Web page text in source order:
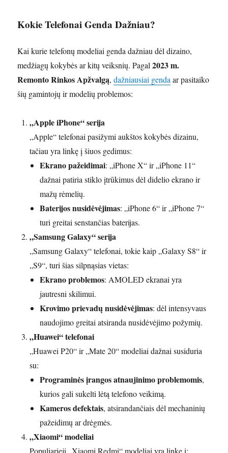
Kokie Telefonai Genda Dažniau?
Kai kurie telefonų modeliai genda dažniau dėl dizaino,
medžiagų kokybės ar kitų veiksnių. Pagal2023 m.
Remonto Rinkos Apžvalgą,dažniausiai gendaar pasitaiko
šių gamintojų ir modelių problemos:
„Apple iPhone“ serija
„Apple“ telefonai pasižymi aukštos kokybės dizainu,
tačiau yra linkę į šiuos gedimus:
Ekrano pažeidimai: „iPhone X“ ir „iPhone 11“
dažnai patiria stiklo įtrūkimus dėl didelio ekrano ir
mažų rėmelių.
Baterijos nusidėvėjimas: „iPhone 6“ ir „iPhone 7“
turi greitai senstančias baterijas.
„Samsung Galaxy“ serija
„Samsung Galaxy“ telefonai, tokie kaip „Galaxy S8“ ir
„S9“, turi šias silpnąsias vietas:
Ekrano problemos: AMOLED ekranai yra
jautresni skilimui.
Krovimo prievadų nusidėvėjimas: dėl intensyvaus
naudojimo greitai atsiranda nusidėvėjimo požymių.
„Huawei“ telefonai
„Huawei P20“ ir „Mate 20“ modeliai dažnai susiduria
su:
Programinės įrangos atnaujinimo problemomis,
kurios gali sukelti lėtą telefono veikimą.
Kameros defektais, atsirandančiais dėl mechaninių
pažeidimų ar drėgmės.
„Xiaomi“ modeliai